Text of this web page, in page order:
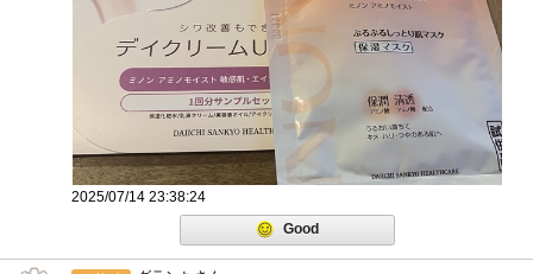
2025/07/14 23:38:24
Good